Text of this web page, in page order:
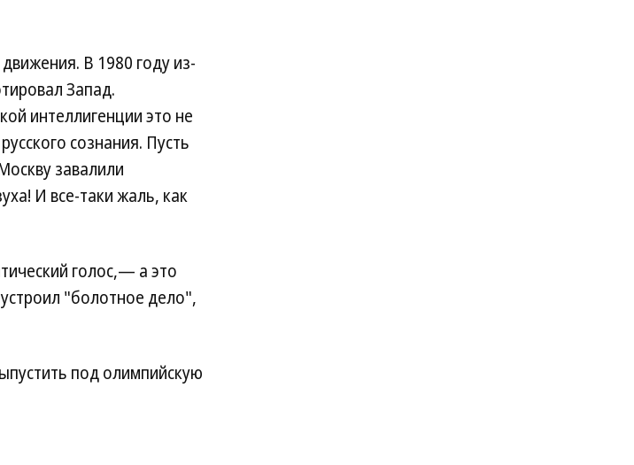
В 1980 году из-
Запад.
интеллигенции это не
сознания. Пусть
завалили
И все-таки жаль, как
голос,— а это
"болотное дело",
под олимпийскую